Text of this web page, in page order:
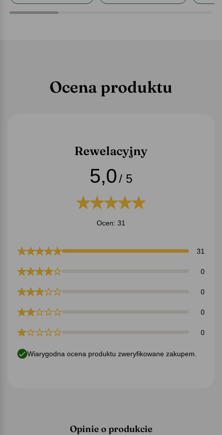
Ocena produktu
Rewelacyjny
5,0/ 5
Ocen: 31
31
0
0
0
0
Wiarygodna ocena produktu zweryfikowane zakupem.
Opinie o produkcie